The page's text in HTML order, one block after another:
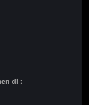
di :